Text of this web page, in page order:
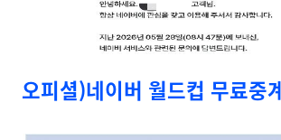
오피셜)네이버 월드컵 무료중